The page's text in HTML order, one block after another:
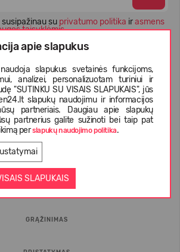
apie slapukus
slapukus svetainės funkcijoms,
analizei, personalizuotam turiniui ir
"SUTINKU SU VISAIS SLAPUKAIS", jūs
slapukų naudojimu ir informacijos
partneriais. Daugiau apie slapukų
partnerius galite sužinoti bei taip pat
perslapukų naudojimo politika.
SLAPUKAIS
su privatumo politika irasmens
taisyklėmis
INFORMACIJA PIRKĖJUI
GRĄŽINIMAS